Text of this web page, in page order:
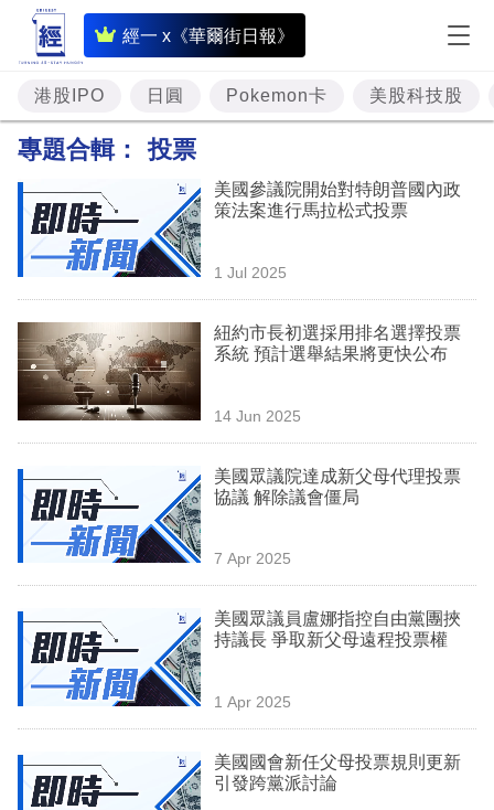
經一 x《華爾街日報》
即
時
財
經
投
資
樓
市
理
業
科
技
場
生
時
港股IPO 日圓 Pokemon卡 美股科技股
專題合輯： 投票
美國參議院開始對特朗普國內政
策法案進行馬拉松式投票
1 Jul 2025
紐約市長初選採用排名選擇投票
系統 預計選舉結果將更快公布
14 Jun 2025
美國眾議院達成新父母代理投票
協議 解除議會僵局
7 Apr 2025
美國眾議員盧娜指控自由黨團挾
持議長 爭取新父母遠程投票權
1 Apr 2025
美國國會新任父母投票規則更新
引發跨黨派討論